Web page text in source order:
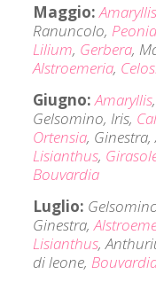
Maggio:Amaryllis
Ranuncolo, Peonia
Lilium, Gerbera,
Alstroemeria,
Giugno: Amaryllis
Gelsomino, Iris,
Ortensia, Ginestra,
Lisianthus,
Bouvardia
Luglio:
Ginestra,
Lisianthus,
di leone,